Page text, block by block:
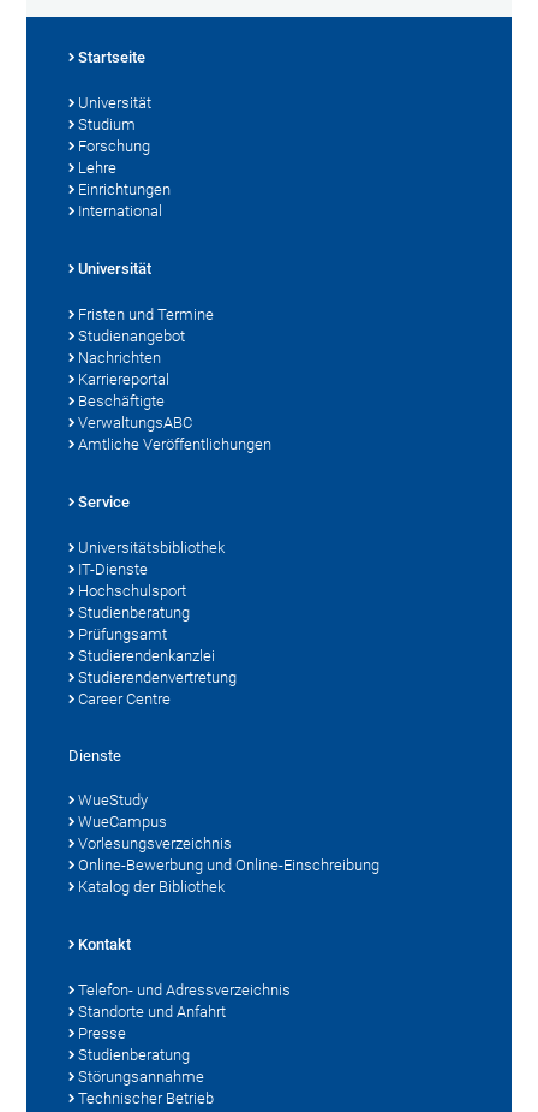
Startseite
Universität
Studium
Forschung
Lehre
Einrichtungen
International
Universität
Fristen und Termine
Studienangebot
Nachrichten
Karriereportal
Beschäftigte
VerwaltungsABC
Amtliche Veröffentlichungen
Service
Universitätsbibliothek
IT-Dienste
Hochschulsport
Studienberatung
Prüfungsamt
Studierendenkanzlei
Studierendenvertretung
Career Centre
Dienste
WueStudy
WueCampus
Vorlesungsverzeichnis
Online-Bewerbung und Online-Einschreibung
Katalog der Bibliothek
Kontakt
Telefon- und Adressverzeichnis
Standorte und Anfahrt
Presse
Studienberatung
Störungsannahme
Technischer Betrieb